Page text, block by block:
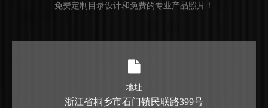
免费定制目录设计和免费的专业产品照片！
地址
浙江省桐乡市石门镇民联路399号